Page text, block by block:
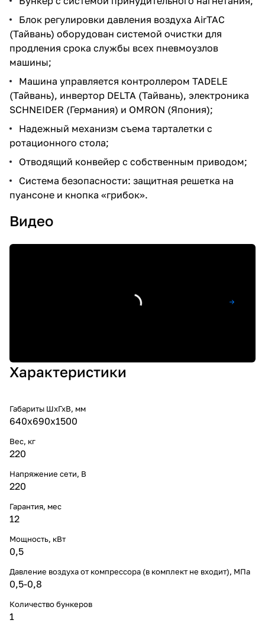
Блок регулировки давления воздуха AirТАС
(Тайвань) оборудован системой очистки для
продления срока службы всех пневмоузлов
машины;
Машина управляется контроллером TADELE
(Тайвань), инвертор DELTA (Тайвань), электроника
SCHNEIDER (Германия) и OMRON (Япония);
Надежный механизм съема тарталетки с
ротационного стола;
Отводящий конвейер с собственным приводом;
Система безопасности: защитная решетка на
пуансоне и кнопка «грибок».
Видео
Характеристики
Габариты ШхГхВ, мм
640х690х1500
Вес, кг
220
Напряжение сети, В
220
Гарантия, мес
12
Мощность, кВт
0,5
Давление воздуха от компрессора (в комплект не входит), МПа
0,5-0,8
Количество бункеров
1